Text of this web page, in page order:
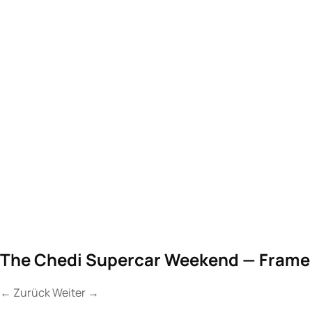
The Chedi Supercar Weekend — Frame
← ZurückWeiter →